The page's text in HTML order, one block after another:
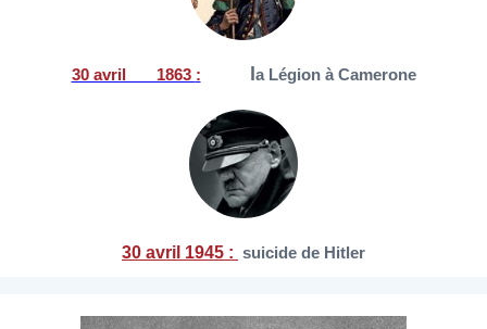
30 avril 1863 : a Légion à Camerone
30 avril 1945 : suicide de Hitler